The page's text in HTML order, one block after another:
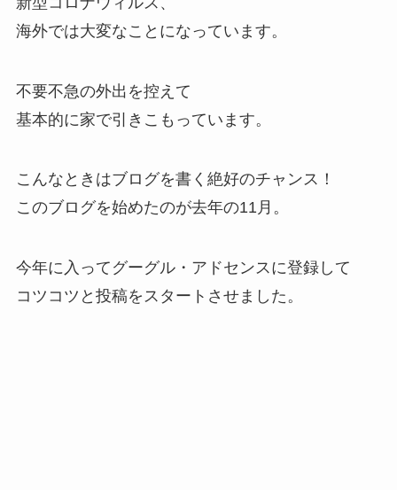
海外では大変なことになっています。
不要不急の外出を控えて
基本的に家で引きこもっています。
こんなときはブログを書く絶好のチャンス！
このブログを始めたのが去年の11月。
今年に入ってグーグル・アドセンスに登録して
コツコツと投稿をスタートさせました。